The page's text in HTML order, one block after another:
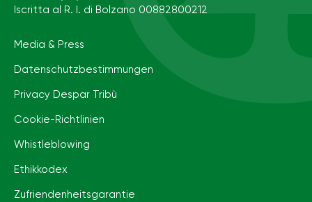
Iscritta al R. I. di Bolzano 00882800212
Media & Press
Datenschutzbestimmungen
Privacy Despar Tribù
Cookie-Richtlinien
Whistleblowing
Ethikkodex
Zufriendenheitsgarantie